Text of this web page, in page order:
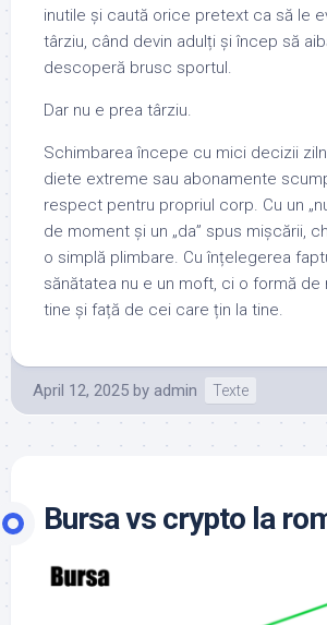
inutile și caută orice pretext ca să le
târziu, când devin adulți și încep să
descoperă brusc sportul.
Dar nu e prea târziu.
Schimbarea începe cu mici decizii
diete extreme sau abonamente
respect pentru propriul corp. Cu un
de moment și un „da” spus mișcării,
o simplă plimbare. Cu înțelegerea
sănătatea nu e un moft, ci o formă
tine și față de cei care țin la tine.
April 12, 2025 by admin Texte
Bursa vs crypto la